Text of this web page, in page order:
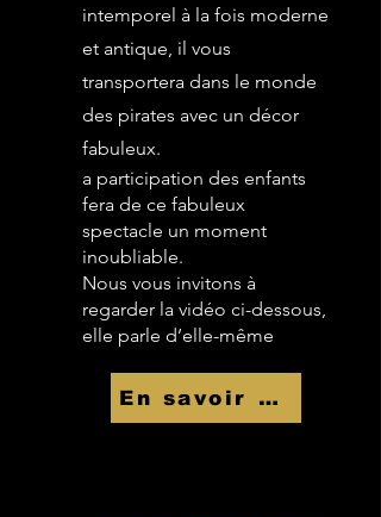
intemporel à la fois moderne
et antique, il vous
transportera dans le monde
des pirates avec un décor
fabuleux.
a participation des enfants
fera de ce fabuleux
spectacle un moment
inoubliable.
Nous vous invitons à
regarder la vidéo ci-dessous,
elle parle d’elle-même
En savoir Plus